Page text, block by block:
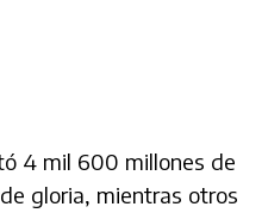
4 mil 600 millones de
gloria, mientras otros